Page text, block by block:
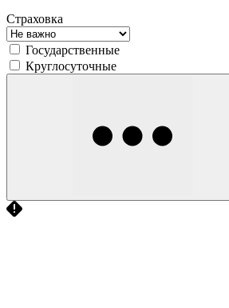
Страховка
Государственные
Круглосуточные